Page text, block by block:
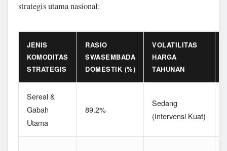
strategis utama nasional:
JENIS
KOMODITAS
STRATEGIS
RASIO
SWASEMBADA
DOMESTIK (%)
VOLATILITAS
HARGA
TAHUNAN
Sereal &
Gabah
Utama
89.2%
Sedang
(Intervensi Kuat)